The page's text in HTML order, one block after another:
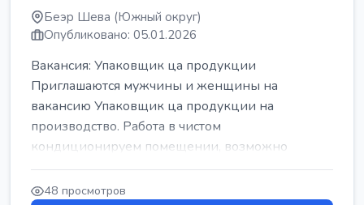
Беэр Шева (Южный округ)
Опубликовано: 05.01.2026
Вакансия: Упаковщик ца продукции
Приглашаются мужчины и женщины на
вакансию Упаковщик ца продукции на
производство. Работа в чистом
кондиционируем помещении, возможно
работать сидя. Работа с воскресен...
48 просмотров